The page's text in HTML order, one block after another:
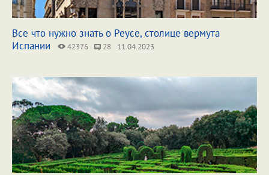
Все что нужно знать о Реусе, столице вермута
Испании
42376 28 11.04.2023